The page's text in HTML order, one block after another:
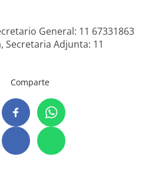
General: 11 67331863
Secretaria Adjunta: 11
Comparte